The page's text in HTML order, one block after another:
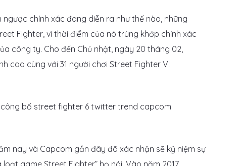
chính xác đang diễn ra như thế nào, những
Fighter, vì thời điểm của nó trùng khớp chính xác
công ty. Cho đến Chủ nhật, ngày 20 tháng 02,
cao cùng với 31 người chơi Street Fighter V:
nay và Capcom gần đây đã xác nhận sẽ kỷ niệm sự